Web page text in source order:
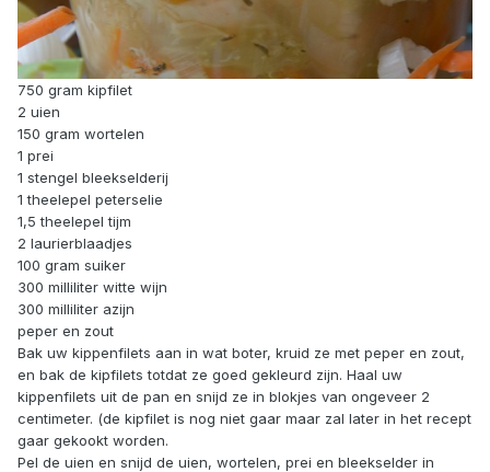
750 gram kipfilet
2 uien
150 gram wortelen
1 prei
1 stengel bleekselderij
1 theelepel peterselie
1,5 theelepel tijm
2 laurierblaadjes
100 gram suiker
300 milliliter witte wijn
300 milliliter azijn
peper en zout
Bak uw kippenfilets aan in wat boter, kruid ze met peper en zout,
en bak de kipfilets totdat ze goed gekleurd zijn. Haal uw
kippenfilets uit de pan en snijd ze in blokjes van ongeveer 2
centimeter. (de kipfilet is nog niet gaar maar zal later in het recept
gaar gekookt worden.
Pel de uien en snijd de uien, wortelen, prei en bleekselder in